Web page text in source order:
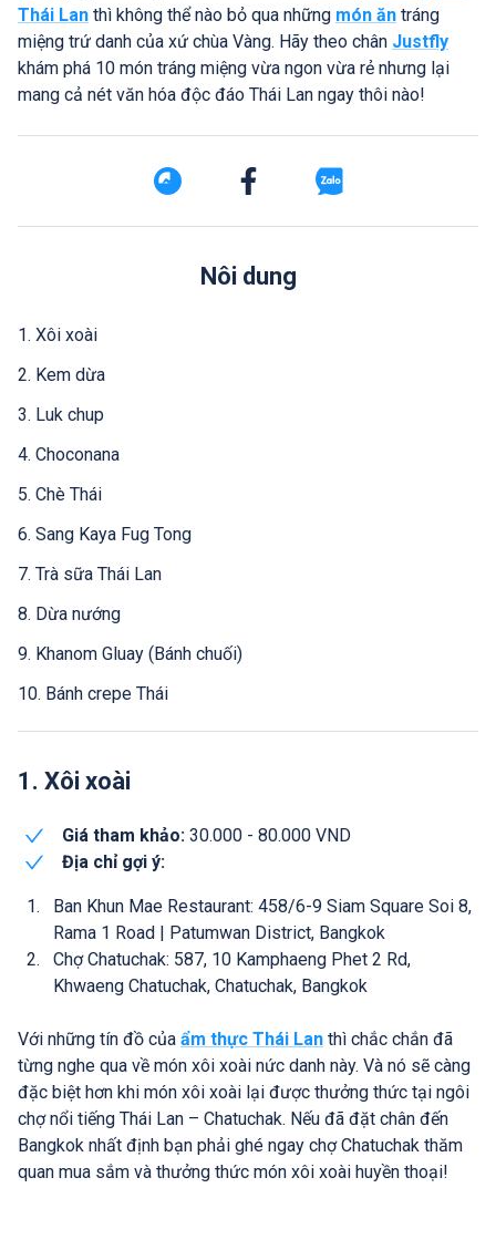
Thái Lan thì không thể nào bỏ qua những món ăn tráng
miệng trứ danh của xứ chùa Vàng. Hãy theo chân Justfly
khám phá 10 món tráng miệng vừa ngon vừa rẻ nhưng lại
mang cả nét văn hóa độc đáo Thái Lan ngay thôi nào!
Nôi dung
1. Xôi xoài
2. Kem dừa
3. Luk chup
4. Choconana
5. Chè Thái
6. Sang Kaya Fug Tong
7. Trà sữa Thái Lan
8. Dừa nướng
9. Khanom Gluay (Bánh chuối)
10. Bánh crepe Thái
1. Xôi xoài
Giá tham khảo: 30.000 - 80.000 VND
Địa chỉ gợi ý:
Ban Khun Mae Restaurant: 458/6-9 Siam Square Soi 8,
Rama 1 Road | Patumwan District, Bangkok
Chợ Chatuchak: 587, 10 Kamphaeng Phet 2 Rd,
Khwaeng Chatuchak, Chatuchak, Bangkok
Với những tín đồ của ẩm thực Thái Lan thì chắc chắn đã
từng nghe qua về món xôi xoài nức danh này. Và nó sẽ càng
đặc biệt hơn khi món xôi xoài lại được thưởng thức tại ngôi
chợ nổi tiếng Thái Lan – Chatuchak. Nếu đã đặt chân đến
Bangkok nhất định bạn phải ghé ngay chợ Chatuchak thăm
quan mua sắm và thưởng thức món xôi xoài huyền thoại!